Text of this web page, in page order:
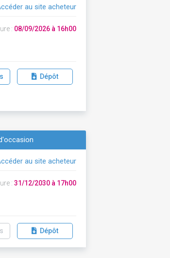
au site acheteur
: 08/09/2026 à 16h00
Dépôt
au site acheteur
: 31/12/2030 à 17h00
Dépôt